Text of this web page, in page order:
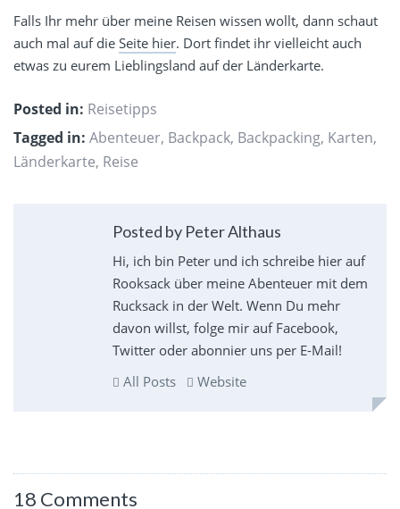
Falls Ihr mehr über meine Reisen wissen wollt, dann schaut
auch mal auf die Seite hier. Dort findet ihr vielleicht auch
etwas zu eurem Lieblingsland auf der Länderkarte.
Posted in: Reisetipps
Tagged in: Abenteuer, Backpack, Backpacking, Karten,
Länderkarte, Reise
Posted by Peter Althaus
Hi, ich bin Peter und ich schreibe hier auf
Rooksack über meine Abenteuer mit dem
Rucksack in der Welt. Wenn Du mehr
davon willst, folge mir auf Facebook,
Twitter oder abonnier uns per E-Mail!
All Posts
Website
18 Comments